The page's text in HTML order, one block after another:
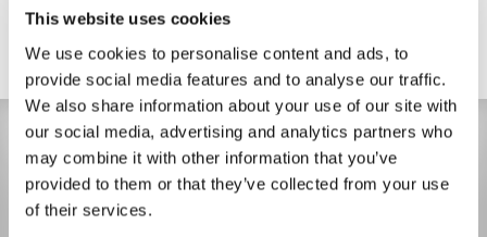
This website uses cookies
We use cookies to personalise content and ads, to
provide social media features and to analyse our traffic.
We also share information about your use of our site with
our social media, advertising and analytics partners who
may combine it with other information that you’ve
provided to them or that they’ve collected from your use
of their services.